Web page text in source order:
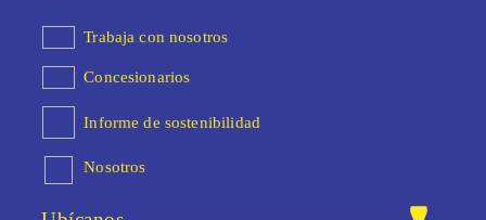
Trabaja con nosotros
Concesionarios
Informe de sostenibilidad
Nosotros